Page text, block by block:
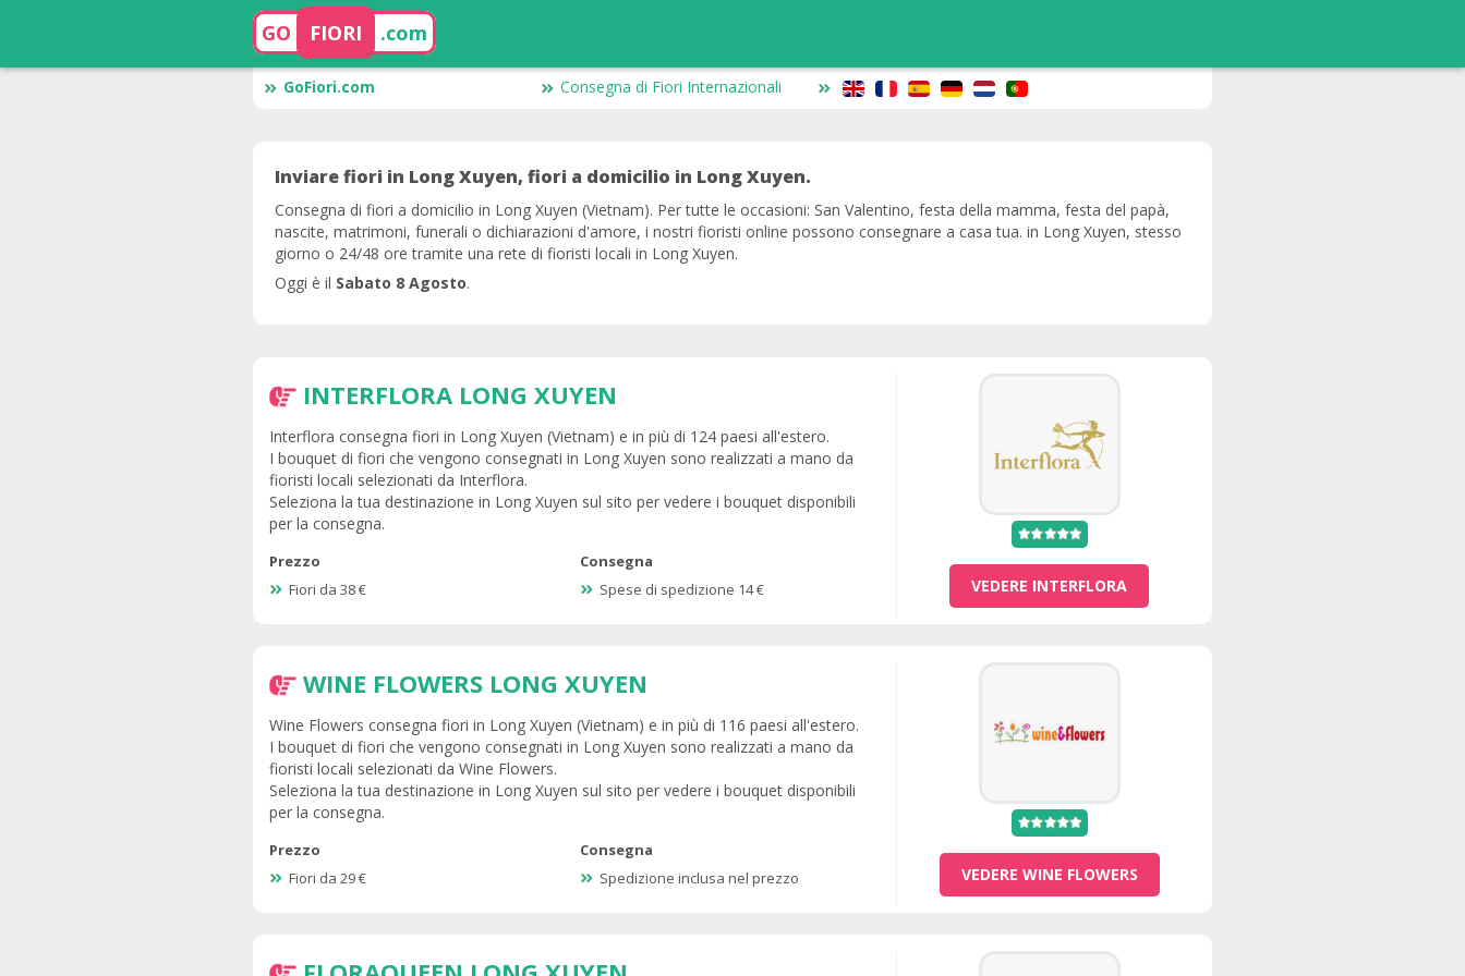
GO FIORI .com
GoFiori.com Consegna di Fiori Internazionali
Inviare fiori in Long Xuyen, fiori a domicilio in Long Xuyen.
Consegna di fiori a domicilio in Long Xuyen (Vietnam). Per tutte le occasioni: San Valentino, festa della mamma, festa del papà,
nascite, matrimoni, funerali o dichiarazioni d'amore, i nostri fioristi online possono consegnare a casa tua. in Long Xuyen, stesso
giorno o 24/48 ore tramite una rete di fioristi locali in Long Xuyen.
Oggi è il Sabato 8 Agosto.
INTERFLORA LONG XUYEN
Interflora consegna fiori in Long Xuyen (Vietnam) e in più di 124 paesi all'estero.
I bouquet di fiori che vengono consegnati in Long Xuyen sono realizzati a mano da
fioristi locali selezionati da Interflora.
Seleziona la tua destinazione in Long Xuyen sul sito per vedere i bouquet disponibili
per la consegna.
Prezzo
Fiori da 38 €
Consegna
Spese di spedizione 14 €
VEDERE INTERFLORA
WINE FLOWERS LONG XUYEN
Wine Flowers consegna fiori in Long Xuyen (Vietnam) e in più di 116 paesi all'estero.
I bouquet di fiori che vengono consegnati in Long Xuyen sono realizzati a mano da
fioristi locali selezionati da Wine Flowers.
Seleziona la tua destinazione in Long Xuyen sul sito per vedere i bouquet disponibili
per la consegna.
Prezzo
Fiori da 29 €
Consegna
Spedizione inclusa nel prezzo
VEDERE WINE FLOWERS